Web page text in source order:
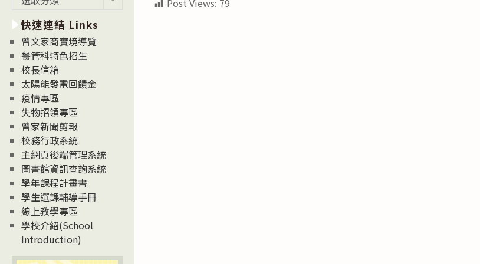
Post Views: 79
消
息
News
快速連結 Links
曾文家商實境導覽
餐管科特色招生
校長信箱
太陽能發電回饋金
疫情專區
失物招領專區
曾家新聞剪報
校務行政系統
主網頁後端管理系統
圖書館資訊查詢系統
學年課程計畫書
學生選課輔導手冊
線上教學專區
學校介紹(School
Introduction)